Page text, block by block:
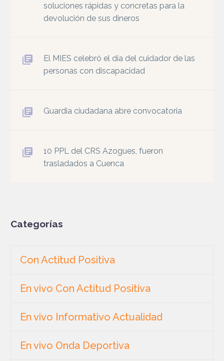
soluciones rápidas y concretas para la
devolución de sus dineros
El MIES celebró el día del cuidador de las
personas con discapacidad
Guardia ciudadana abre convocatoria
10 PPL del CRS Azogues, fueron
trasladados a Cuenca
Categorías
Con Actitud Positiva
En vivo Con Actitud Positiva
En vivo Informativo Actualidad
En vivo Onda Deportiva